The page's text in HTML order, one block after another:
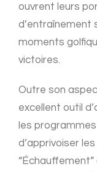
ouvrent leurs
d’entraînement
moments
victoires.
Outre son
excellent outil
les
d’apprivoiser